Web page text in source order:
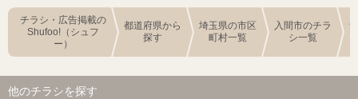
チラシ・広告掲載の
Shufoo!（シュフ
ー）
都道府県から
探す
埼玉県の市区
町村一覧
入間市のチラ
シ一覧
他のチラシを探す